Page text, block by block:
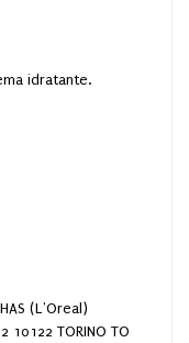
idratante.
(L'Oreal)
10122 TORINO TO